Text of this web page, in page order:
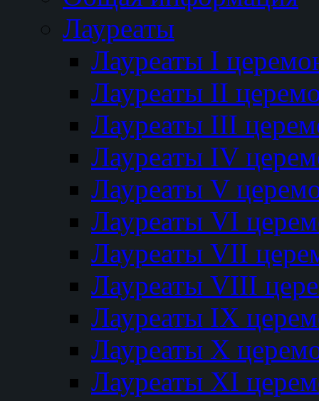
Лауреаты
Лауреаты I
Лауреаты II
Лауреаты III
Лауреаты IV
Лауреаты V
Лауреаты VI
Лауреаты VII
Лауреаты VIII
Лауреаты IX
Лауреаты Х
Лауреаты XI